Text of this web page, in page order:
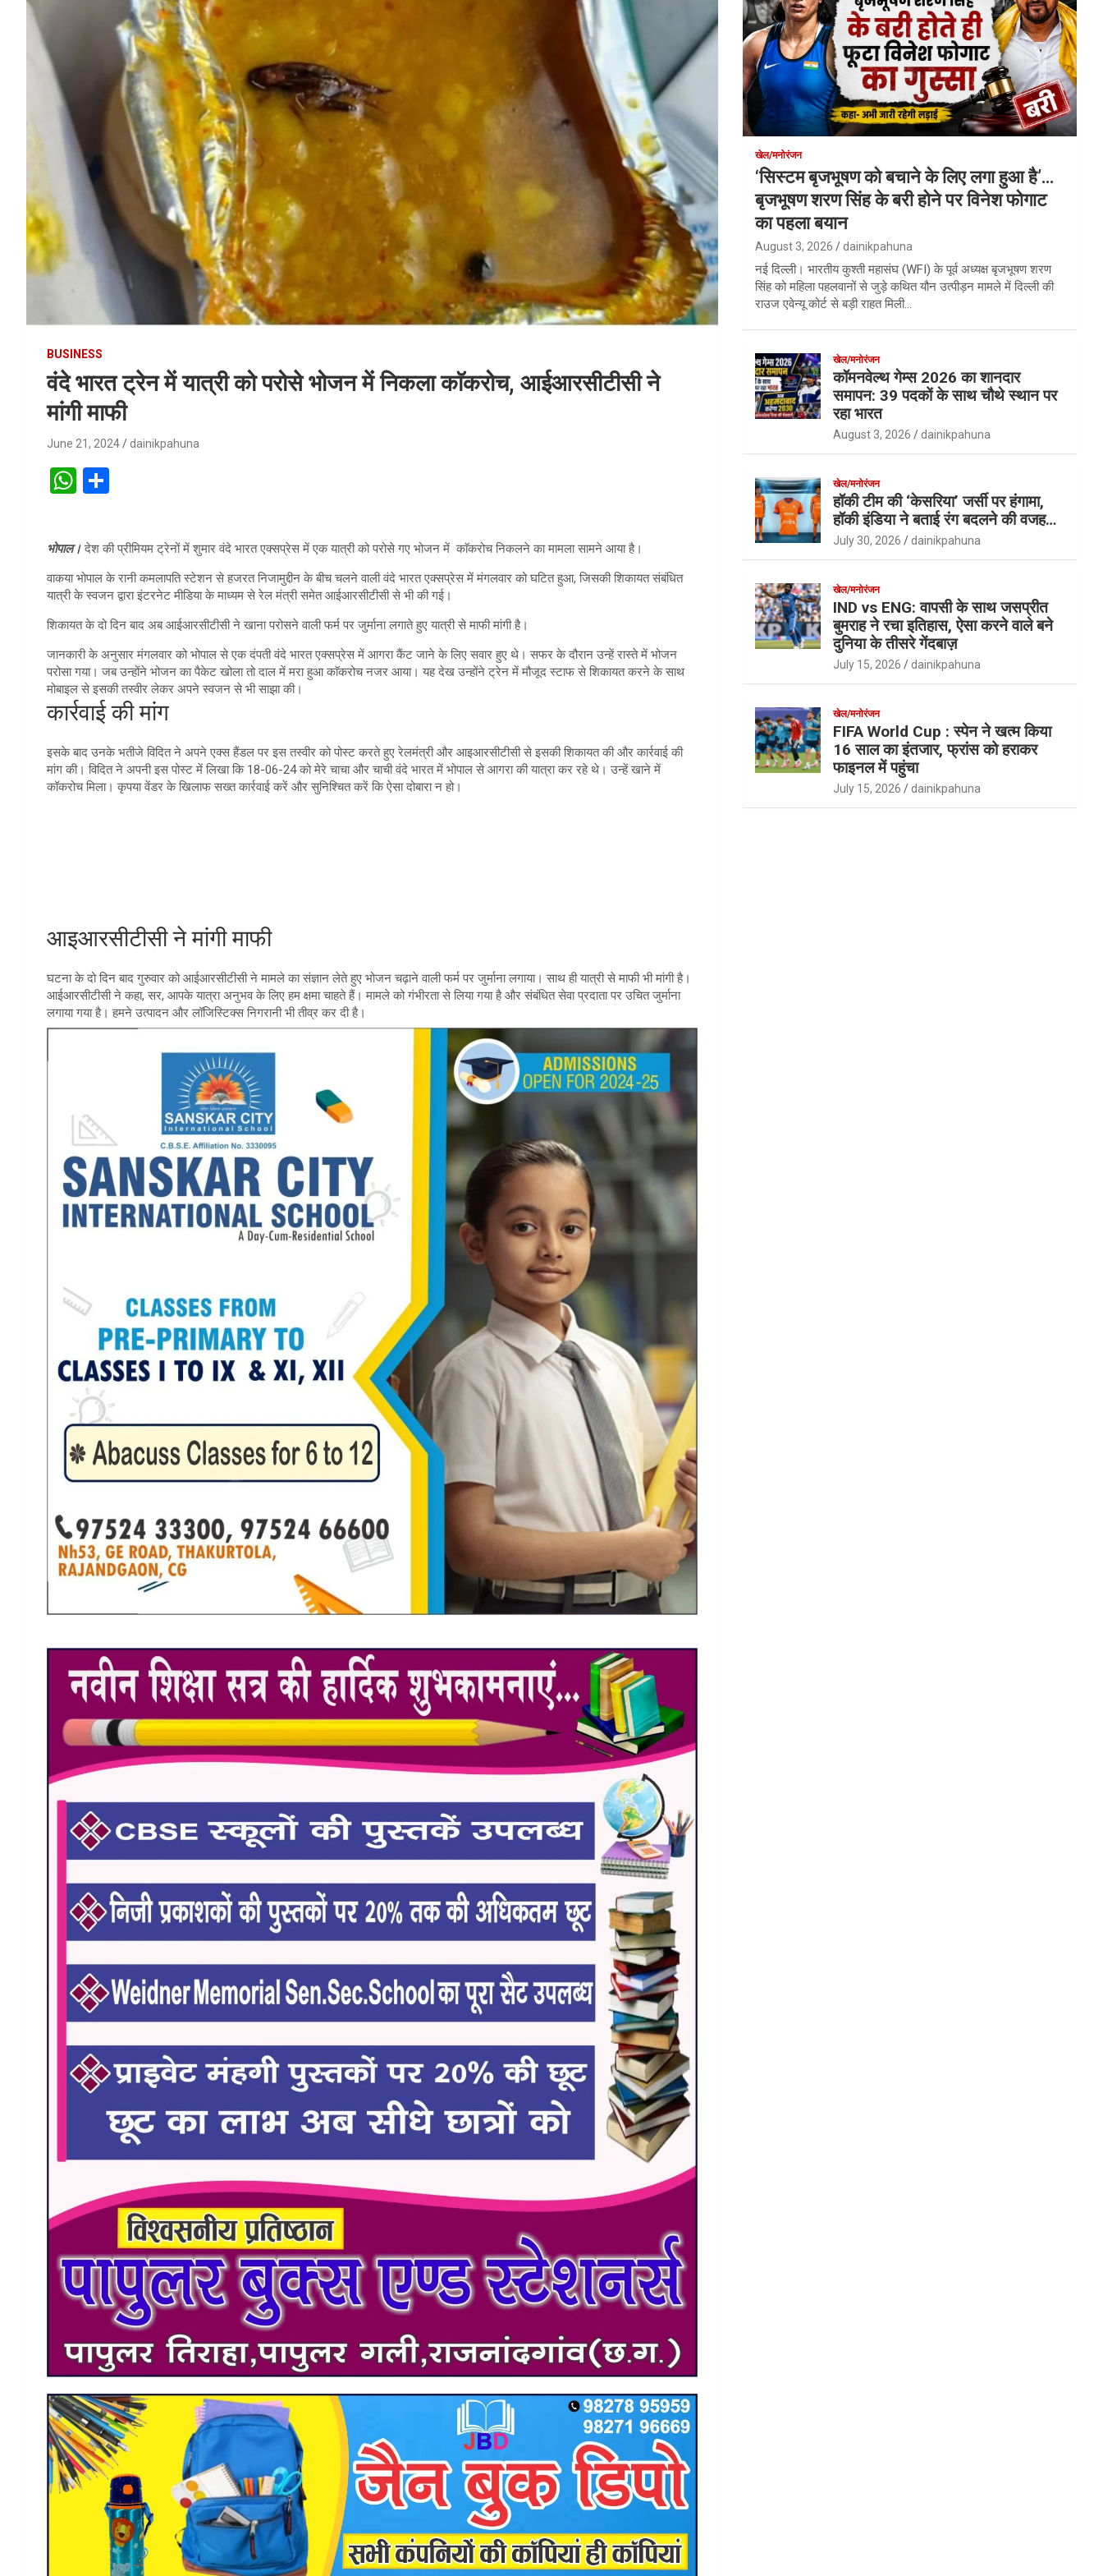
BUSINESS
वंदे भारत ट्रेन में यात्री को परोसे भोजन में निकला काॅकरोच, आईआरसीटीसी ने
मांगी माफी
June 21, 2024 dainikpahuna
W
at
s
A
p
p
e
भोपाल।देश की प्रीमियम ट्रेनों में शुमार वंदे भारत एक्सप्रेस में एक यात्री को परोसे गए भोजन में काॅकरोच निकलने का मामला सामने आया है।
वाकया भोपाल के रानी कमलापति स्टेशन से हजरत निजामुद्दीन के बीच चलने वाली वंदे भारत एक्सप्रेस में मंगलवार को घटित हुआ, जिसकी शिकायत संबंधित
यात्री के स्वजन द्वारा इंटरनेट मीडिया के माध्यम से रेल मंत्री समेत आईआरसीटीसी से भी की गई।
शिकायत के दो दिन बाद अब आईआरसीटीसी ने खाना परोसने वाली फर्म पर जुर्माना लगाते हुए यात्री से माफी मांगी है।
जानकारी के अनुसार मंगलवार को भोपाल से एक दंपती वंदे भारत एक्सप्रेस में आगरा कैंट जाने के लिए सवार हुए थे। सफर के दौरान उन्हें रास्ते में भोजन
परोसा गया। जब उन्होंने भोजन का पैकेट खोला तो दाल में मरा हुआ काॅकरोच नजर आया। यह देख उन्होंने ट्रेन में मौजूद स्टाफ से शिकायत करने के साथ
मोबाइल से इसकी तस्वीर लेकर अपने स्वजन से भी साझा की।
कार्रवाई की मांग
इसके बाद उनके भतीजे विदित ने अपने एक्स हैंडल पर इस तस्वीर को पोस्ट करते हुए रेलमंत्री और आइआरसीटीसी से इसकी शिकायत की और कार्रवाई की
मांग की। विदित ने अपनी इस पोस्ट में लिखा कि 18-06-24 को मेरे चाचा और चाची वंदे भारत में भोपाल से आगरा की यात्रा कर रहे थे। उन्हें खाने में
कॉकरोच मिला। कृपया वेंडर के खिलाफ सख्त कार्रवाई करें और सुनिश्चित करें कि ऐसा दोबारा न हो।
आइआरसीटीसी ने मांगी माफी
घटना के दो दिन बाद गुरुवार को आईआरसीटीसी ने मामले का संज्ञान लेते हुए भोजन चढ़ाने वाली फर्म पर जुर्माना लगाया। साथ ही यात्री से माफी भी मांगी है।
आईआरसीटीसी ने कहा, सर, आपके यात्रा अनुभव के लिए हम क्षमा चाहते हैं। मामले को गंभीरता से लिया गया है और संबंधित सेवा प्रदाता पर उचित जुर्माना
लगाया गया है। हमने उत्पादन और लॉजिस्टिक्स निगरानी भी तीव्र कर दी है।
खेल/मनोरंजन
‘सिस्टम बृजभूषण को बचाने के लिए लगा हुआ है’…
बृजभूषण शरण सिंह के बरी होने पर विनेश फोगाट
का पहला बयान
August 3, 2026 dainikpahuna
नई दिल्ली। भारतीय कुश्ती महासंघ (WFI) के पूर्व अध्यक्ष बृजभूषण शरण
सिंह को महिला पहलवानों से जुड़े कथित यौन उत्पीड़न मामले में दिल्ली की
राउज एवेन्यू कोर्ट से बड़ी राहत मिली…
खेल/मनोरंजन
कॉमनवेल्थ गेम्स 2026 का शानदार
समापन: 39 पदकों के साथ चौथे स्थान पर
रहा भारत
August 3, 2026 dainikpahuna
खेल/मनोरंजन
हॉकी टीम की ‘केसरिया’ जर्सी पर हंगामा,
हॉकी इंडिया ने बताई रंग बदलने की वजह…
July 30, 2026 dainikpahuna
खेल/मनोरंजन
IND vs ENG: वापसी के साथ जसप्रीत
बुमराह ने रचा इतिहास, ऐसा करने वाले बने
दुनिया के तीसरे गेंदबाज़
July 15, 2026 dainikpahuna
खेल/मनोरंजन
FIFA World Cup : स्पेन ने खत्म किया
16 साल का इंतजार, फ्रांस को हराकर
फाइनल में पहुंचा
July 15, 2026 dainikpahuna